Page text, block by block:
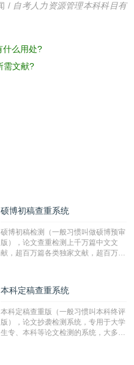
/ 自考人力资源管理本科科目有
什么用处?
需文献?
硕博初稿查重系统
硕博初稿检测（一般习惯叫做硕博预审
版），论文查重检测上千万篇中文文
献，超百万篇各类独家文献，超百万港
校用来检测硕博论文的系统，检测范围
广，数据来源真实，检测算法合理!本
字符数30万）
本科定稿查重系统
本科定稿查重版（一般习惯叫本科终评
版），论文抄袭检测系统，专用于大学
生专、本科等论文检测的系统，大多数